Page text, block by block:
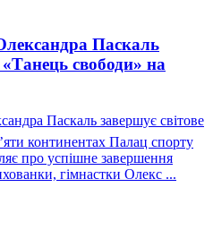
Паскаль
«Танець свободи» на
Паскаль завершує світове
континентах Палац спорту
про успішне завершення
гімнастки Олекс ...